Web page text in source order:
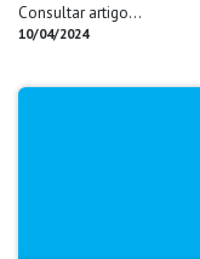
Consultar artigo...
10/04/2024